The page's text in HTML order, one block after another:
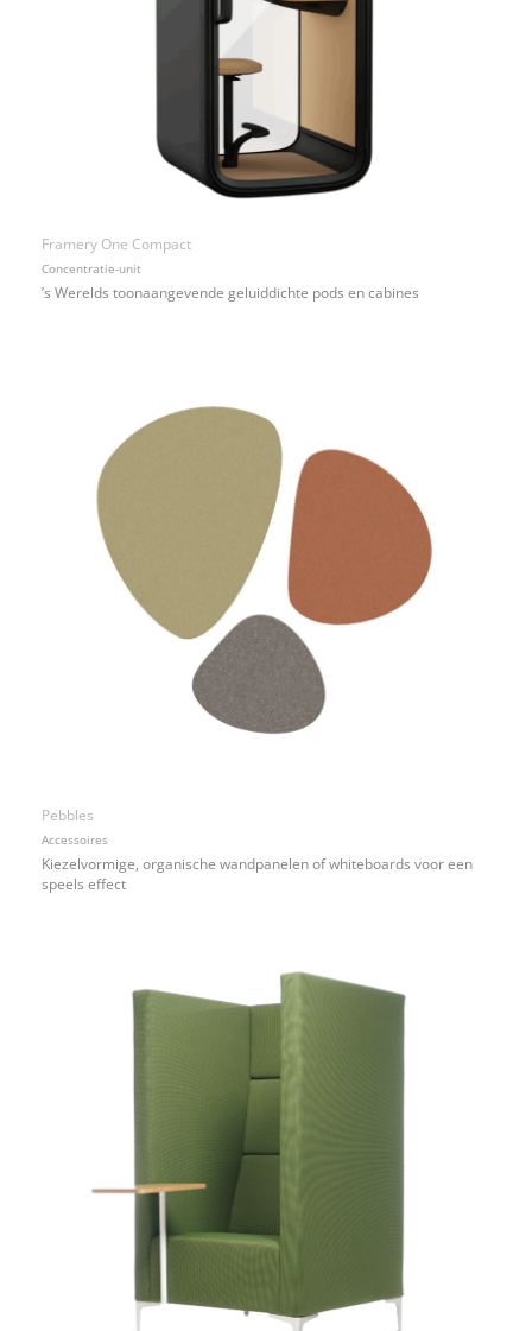
Framery One Compact
Concentratie-unit
’s Werelds toonaangevende geluiddichte pods en cabines
Pebbles
Accessoires
Kiezelvormige, organische wandpanelen of whiteboards voor een
speels effect